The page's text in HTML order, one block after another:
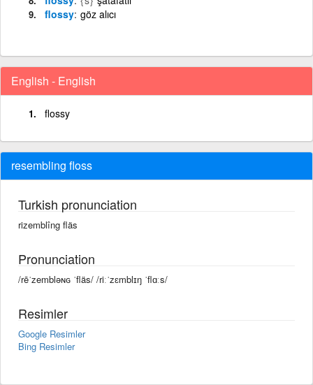
flossy göz alıcı
English - English
flossy
resembling floss
Turkish pronunciation
rizemblîng fläs
Pronunciation
/rēˈzembləɴɢ ˈfläs/ /riːˈzɛmblɪŋ ˈflɑːs/
Resimler
Google Resimler
Bing Resimler